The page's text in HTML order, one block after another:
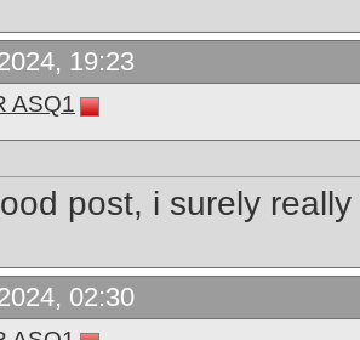
19:23
ASQ1
post, i surely
02:30